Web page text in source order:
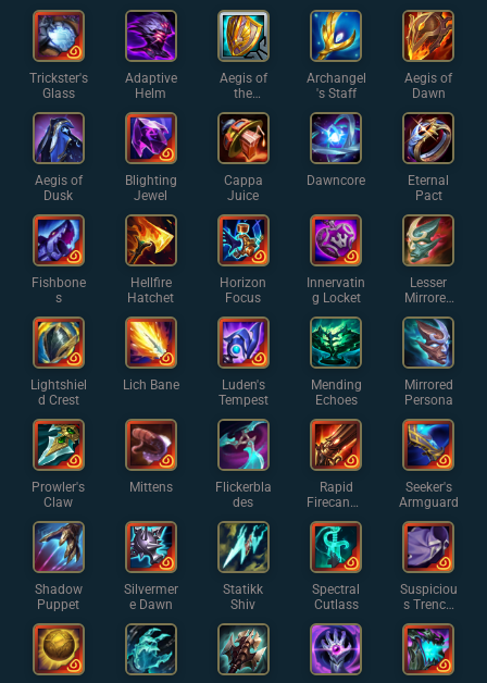
Trickster's
Glass
Adaptive
Helm
Aegis of
the
Legion
Archangel
's Staff
Aegis of
Dawn
Aegis of
Dusk
Blighting
Jewel
Cappa
Juice
Dawncore
Eternal
Pact
Fishbone
s
Hellfire
Hatchet
Horizon
Focus
Innervatin
g Locket
Lesser
Mirrored
Persona
Lightshiel
d Crest
Lich Bane
Luden's
Tempest
Mending
Echoes
Mirrored
Persona
Prowler's
Claw
Mittens
Flickerbla
des
Rapid
Firecanno
n
Seeker's
Armguard
Shadow
Puppet
Silvermer
e Dawn
Statikk
Shiv
Spectral
Cutlass
Suspiciou
s Trench
Coat